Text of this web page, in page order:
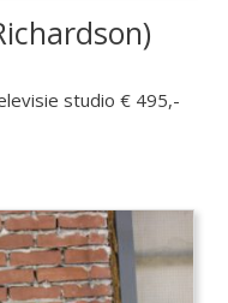
studio € 495,-